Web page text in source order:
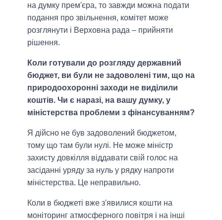
на думку прем'єра, то завжди можна подати
подання про звільнення, комітет може
розглянути і Верховна рада – прийняти
рішення.
Коли готували до розгляду державний
бюджет, ви були не задоволені тим, що на
природоохоронні заходи не виділили
коштів. Чи є наразі, на вашу думку, у
міністерства проблеми з фінансуванням?
Я дійсно не був задоволений бюджетом,
тому що там були нулі. Не може міністр
захисту довкілля віддавати свій голос на
засіданні уряду за нуль у рядку напроти
міністерства. Це неправильно.
Коли в бюджеті вже з'явилися кошти на
моніторинг атмосферного повітря і на інші